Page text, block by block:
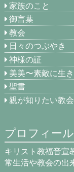
家族のこと
御言葉
教会
日々のつぶやき
神様の証
美美〜素敵に生
聖書
親が知りたい教
プロフィール
キリスト教福音宣
常生活や教会の出